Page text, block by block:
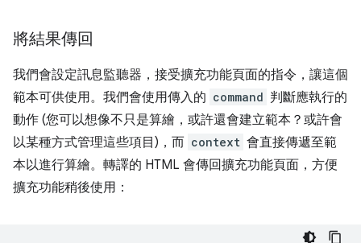
將結果傳回
我們會設定訊息監聽器，接受擴充功能頁面的指令，讓這個
範本可供使用。我們會使用傳入的 command 判斷應執行的
動作 (您可以想像不只是算繪，或許還會建立範本？或許會
以某種方式管理這些項目)，而 context 會直接傳遞至範
本以進行算繪。轉譯的 HTML 會傳回擴充功能頁面，方便
擴充功能稍後使用：